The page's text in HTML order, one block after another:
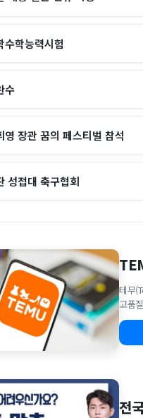
수학능력시험
수
영 장관 꿈의 페스티벌 참석
성접대 축구협회
테무
고품
전